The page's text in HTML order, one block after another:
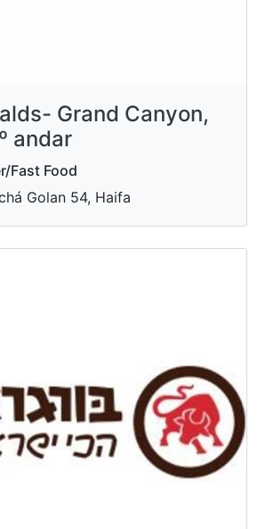
Grand Canyon,
andar
Fast Food
Golan 54, Haifa